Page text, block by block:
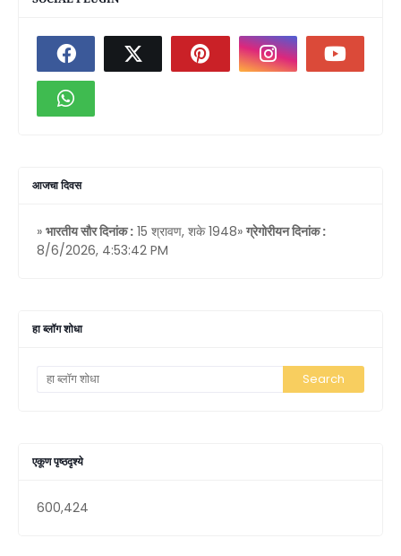
आजचा दिवस
» भारतीय सौर दिनांक : 15 श्रावण, शके 1948» ग्रेगोरीयन दिनांक :
8/6/2026, 4:53:42 PM
हा ब्लॉग शोधा
एकूण पृष्ठदृश्ये
600,424